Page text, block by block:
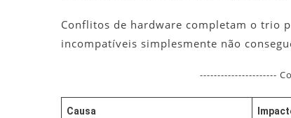
Conflitos de hardware completam o trio
incompatíveis simplesmente não
----------------------
Causa